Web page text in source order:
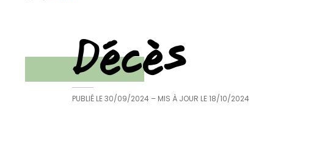
Décès
PUBLIÉ LE30/09/2024 – MIS À JOUR LE18/10/2024